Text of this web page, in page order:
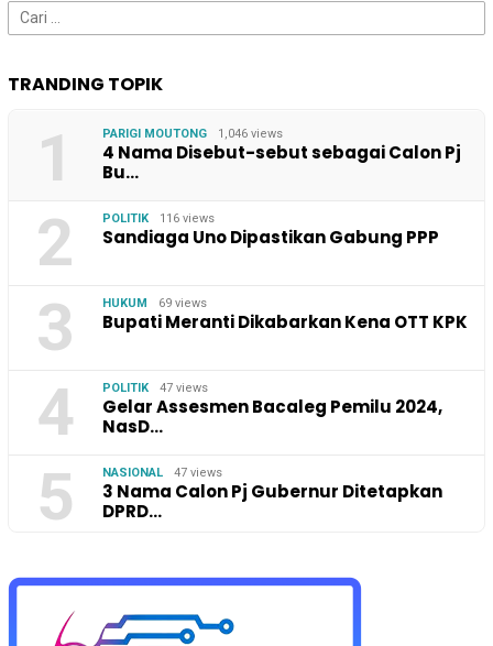
Cari
untuk:
TRANDING TOPIK
1 PARIGI MOUTONG 1,046 views
4 Nama Disebut-sebut sebagai Calon Pj
Bu…
2 POLITIK 116 views
Sandiaga Uno Dipastikan Gabung PPP
3 HUKUM 69 views
Bupati Meranti Dikabarkan Kena OTT KPK
4 POLITIK 47 views
Gelar Assesmen Bacaleg Pemilu 2024,
NasD…
5 NASIONAL 47 views
3 Nama Calon Pj Gubernur Ditetapkan
DPRD…